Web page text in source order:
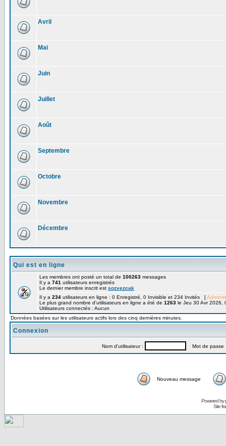
Avril
Mai
Juin
Juillet
Août
Septembre
Octobre
Novembre
Décembre
Qui est en ligne
Les membres ont posté un total de 100263 messages
Il y a 741 utilisateurs enregistrés
Le dernier membre inscrit est sozvezcak
Il y a 234 utilisateurs en ligne : 0 Enregistré, 0 Invisible et 234 Invités [
Le plus grand nombre d'utilisateurs en ligne a été de 1263 le Jeu 30 Avr 2026,
Utilisateurs connectés : Aucun
Données basées sur les utilisateurs actifs lors des cinq dernières minutes.
Connexion
Nom d'utilisateur : Mot de passe
Nouveau message
Powered by
Site